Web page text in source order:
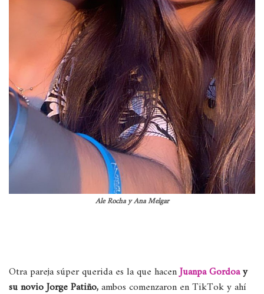
Ale Rocha y Ana Melgar
Otra pareja súper querida es la que hacenJuanpa Gordoay
su novio Jorge Patiño,ambos comenzaron en TikTok y ahí